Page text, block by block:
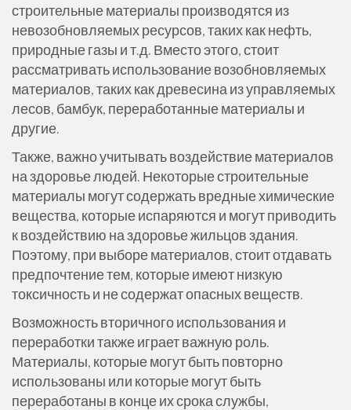
строительные материалы производятся из
невозобновляемых ресурсов, таких как нефть,
природные газы и т.д. Вместо этого, стоит
рассматривать использование возобновляемых
материалов, таких как древесина из управляемых
лесов, бамбук, переработанные материалы и
другие.
Также, важно учитывать воздействие материалов
на здоровье людей. Некоторые строительные
материалы могут содержать вредные химические
вещества, которые испаряются и могут приводить
к воздействию на здоровье жильцов здания.
Поэтому, при выборе материалов, стоит отдавать
предпочтение тем, которые имеют низкую
токсичность и не содержат опасных веществ.
Возможность вторичного использования и
переработки также играет важную роль.
Материалы, которые могут быть повторно
использованы или которые могут быть
переработаны в конце их срока службы,